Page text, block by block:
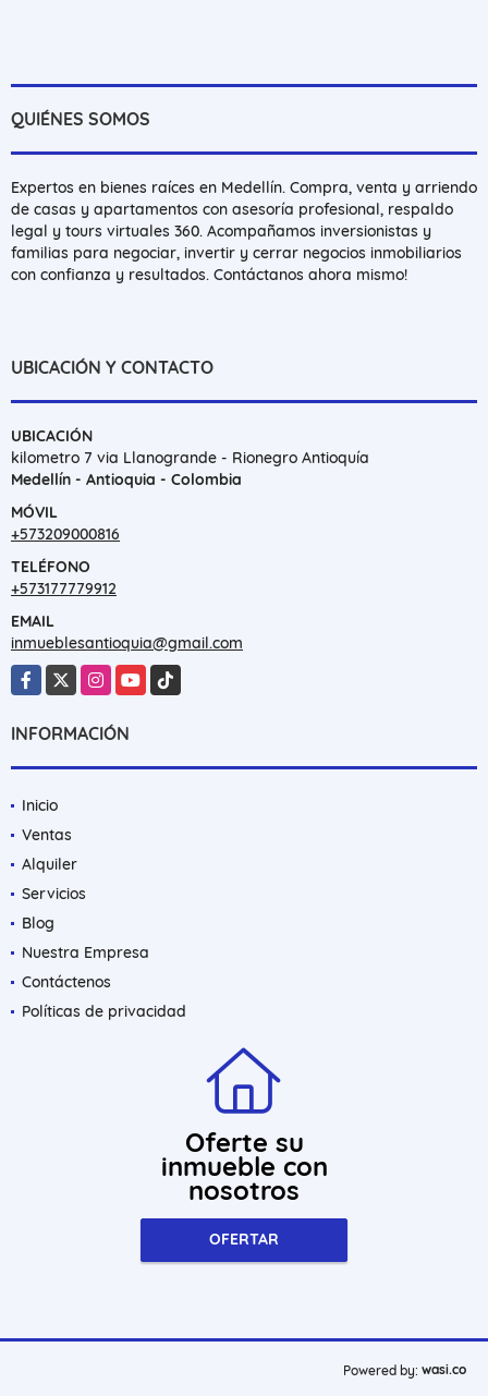
QUIÉNES SOMOS
Expertos en bienes raíces en Medellín. Compra, venta y arriendo
de casas y apartamentos con asesoría profesional, respaldo
legal y tours virtuales 360. Acompañamos inversionistas y
familias para negociar, invertir y cerrar negocios inmobiliarios
con confianza y resultados. Contáctanos ahora mismo!
UBICACIÓN Y CONTACTO
UBICACIÓN
kilometro 7 via Llanogrande - Rionegro Antioquía
Medellín - Antioquia - Colombia
MÓVIL
+573209000816
TELÉFONO
+573177779912
EMAIL
inmueblesantioquia@gmail.com
Facebook
X InstagramYouTubeTikTok
INFORMACIÓN
Inicio
Ventas
Alquiler
Servicios
Blog
Nuestra Empresa
Contáctenos
Políticas de privacidad
Oferte su
inmueble con
nosotros
OFERTAR
Powered by: wasi.co